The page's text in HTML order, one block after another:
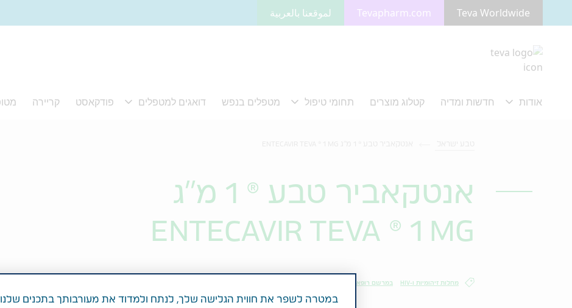
מעבר לתוכן המרכזי
Teva Worldwide
Tevapharm.com لموقعنا بالعربية
אנטקאביר טבע ® 1 מ"ג
ENTECAVIR TEVA ® 1 MG
מחלות זיהומיות ו-HIV במרשם רופא
במטרה לשפר את חווית הגלישה שלך, לנתח ולמדוד את מעורבותך בתכנים שלנו